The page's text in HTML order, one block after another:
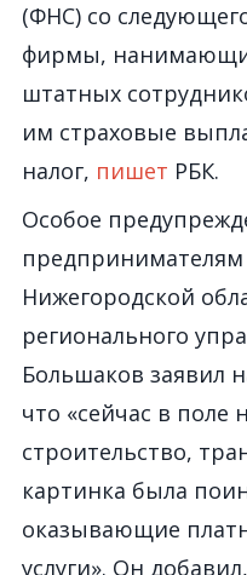
(ФНС) со
фирмы,
штатных
им страховые
налог, пишет РБК.
Особое
Нижегородской
регионального
Большаков заявил
что «сейчас в поле
строительство,
картинка была
оказывающие
услуги». Он